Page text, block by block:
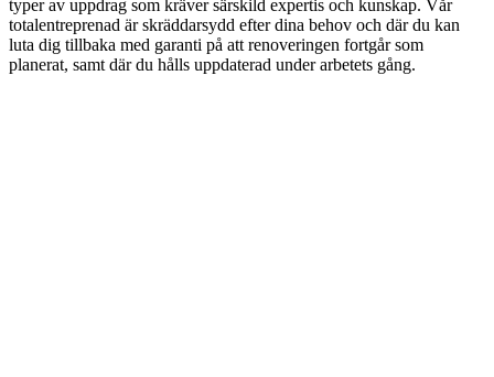
typer av uppdrag som kräver särskild expertis och kunskap. Vår
totalentreprenad är skräddarsydd efter dina behov och där du kan
luta dig tillbaka med garanti på att renoveringen fortgår som
planerat, samt där du hålls uppdaterad under arbetets gång.